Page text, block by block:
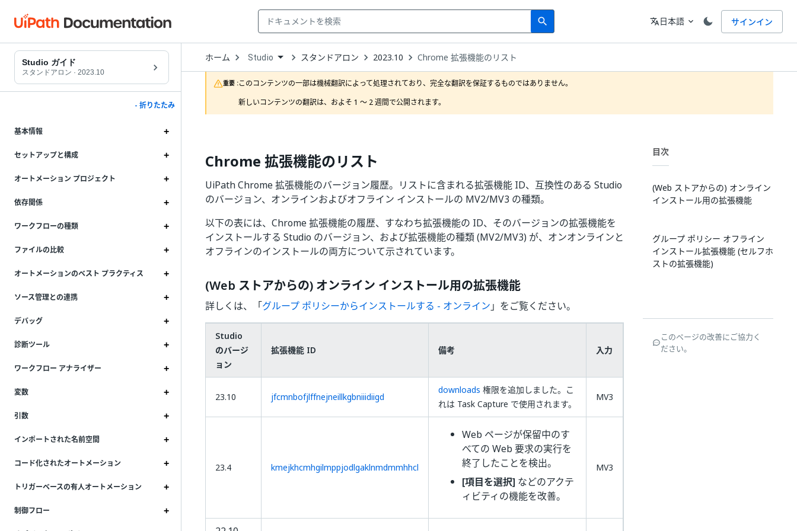
search
Search 言語
translate日本語 expand_more サインイン
Studio ガイド
スタンドアロン · 2023.10
- 折りたたみ
基本情報
セットアップと構成
オートメーション プロジェクト
依存関係
ワークフローの種類
ファイルの比較
オートメーションのベスト プラクティス
ソース管理との連携
デバッグ
診断ツール
ワークフロー アナライザー
変数
引数
インポートされた名前空間
コード化されたオートメーション
トリガーベースの有人オートメーション
制御フロー
ホーム Open
Dropdown
to
choose
product
Studio スタンドアロン 2023.10 Chrome 拡張機能のリスト
重要 :このコンテンツの一部は機械翻訳によって処理されており、完全な翻訳を保証するものではありません。
新しいコンテンツの翻訳は、およそ 1 ～ 2 週間で公開されます。
Chrome 拡張機能のリスト
UiPath Chrome 拡張機能のバージョン履歴。リストに含まれる拡張機能 ID、互換性のある Studio
のバージョン、オンラインおよびオフライン インストールの MV2/MV3 の種類。
以下の表には、Chrome 拡張機能の履歴、すなわち拡張機能の ID、そのバージョンの拡張機能を
インストールする Studio のバージョン、および拡張機能の種類 (MV2/MV3) が、オンオンラインと
オフラインのインストールの両方について示されています。
(Web ストアからの) オンライン インストール用の拡張機能
詳しくは、「グループ ポリシーからインストールする - オンライン 」をご覧ください。
Studio
のバージ
ョン
拡張機能 ID 備考 入力
23.10 jfcmnbofjlffnejneillkgbniiidiigd
downloads 権限を追加しました。こ
れは Task Capture で使用されます。
MV3
23.4 kmejkhcmhgilmppjodlgaklnmdmmhhcl
Web ページが保留中のす
べての Web 要求の実行を
終了したことを検出。
[項目を選択] などのアクテ
ィビティの機能を改善。
MV3
目次
(Web ストアからの) オンライン
インストール用の拡張機能
グループ ポリシー オフライン
インストール拡張機能 (セルフホ
ストの拡張機能)
このページの改善にご協力く
ださい。